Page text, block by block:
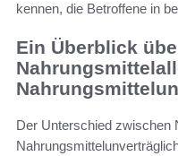
kennen, die Betroffene in
Ein Überblick
Der Unterschied zwischen